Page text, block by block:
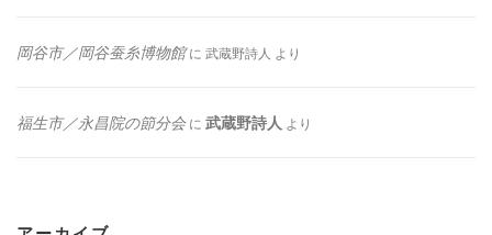
岡谷市／岡谷蚕糸博物館に 武蔵野詩人 より
福生市／永昌院の節分会に 武蔵野詩人 より